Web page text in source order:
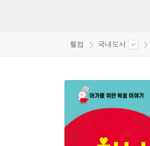
웰컴 국내도서